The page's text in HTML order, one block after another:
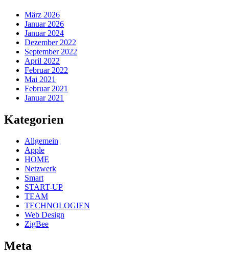
März 2026
Januar 2026
Januar 2024
Dezember 2022
September 2022
April 2022
Februar 2022
Mai 2021
Februar 2021
Januar 2021
Kategorien
Allgemein
Apple
HOME
Netzwerk
Smart
START-UP
TEAM
TECHNOLOGIEN
Web Design
ZigBee
Meta